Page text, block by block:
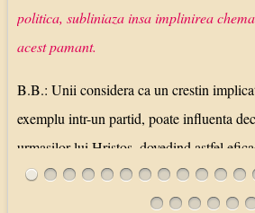
politica, subliniaza insa implinirea
acest pamant.
B.B.: Unii considera ca un crestin
exemplu intr-un partid, poate influenta
urmasilor lui Hristos, dovedind astfel
o ocupa. Dumneavoastra ce credeti?